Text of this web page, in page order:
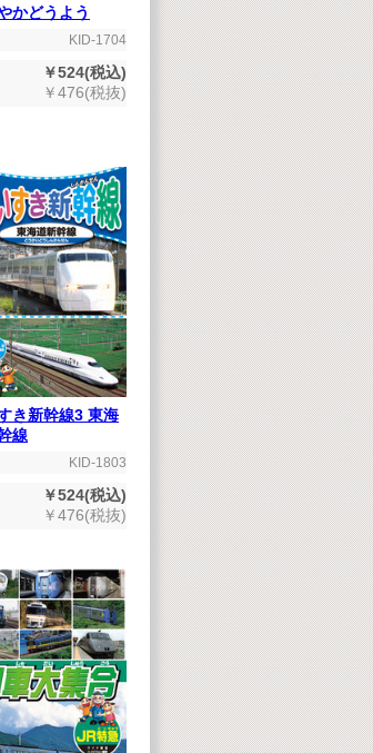
かどうよう
KID-1704
￥524(税込)
￥476(税抜)
き新幹線3 東海
線
KID-1803
￥524(税込)
￥476(税抜)